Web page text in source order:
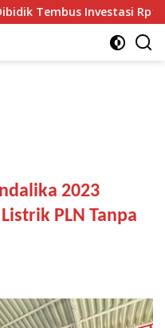
Rp1 Triliun, Ini
2023
PLN Tanpa